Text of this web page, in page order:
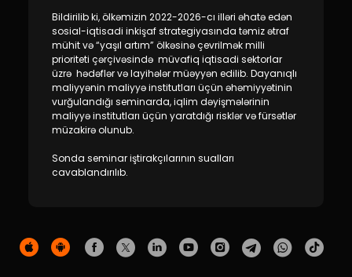
Tariflər
İnsan Resursları
Əlaqə və təkliflər
Bildirilib ki, ölkəmizin 2022-2026-cı illəri əhatə edən
sosial-iqtisadi inkişaf strategiyasında təmiz ətraf
mühit və “yaşıl artım” ölkəsinə çevrilmək milli
prioriteti çərçivəsində müvafiq iqtisadi sektorlar
üzrə hədəflər və layihələr müəyyən edilib. Dayanıqlı
maliyyənin maliyyə institutları üçün əhəmiyyətinin
vurğulandığı seminarda, iqlim dəyişmələrinin
maliyyə institutları üçün yaratdığı risklər və fürsətlər
müzakirə olunub.
Sonda seminar iştirakçılarının sualları
cavablandırılıb.